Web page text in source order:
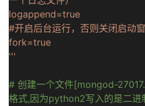
logappend=true
#开启后台运行，否则关闭启动
fork=true
'''
# 创建一个文件[mongod-
格式,因为python2写入的是二进